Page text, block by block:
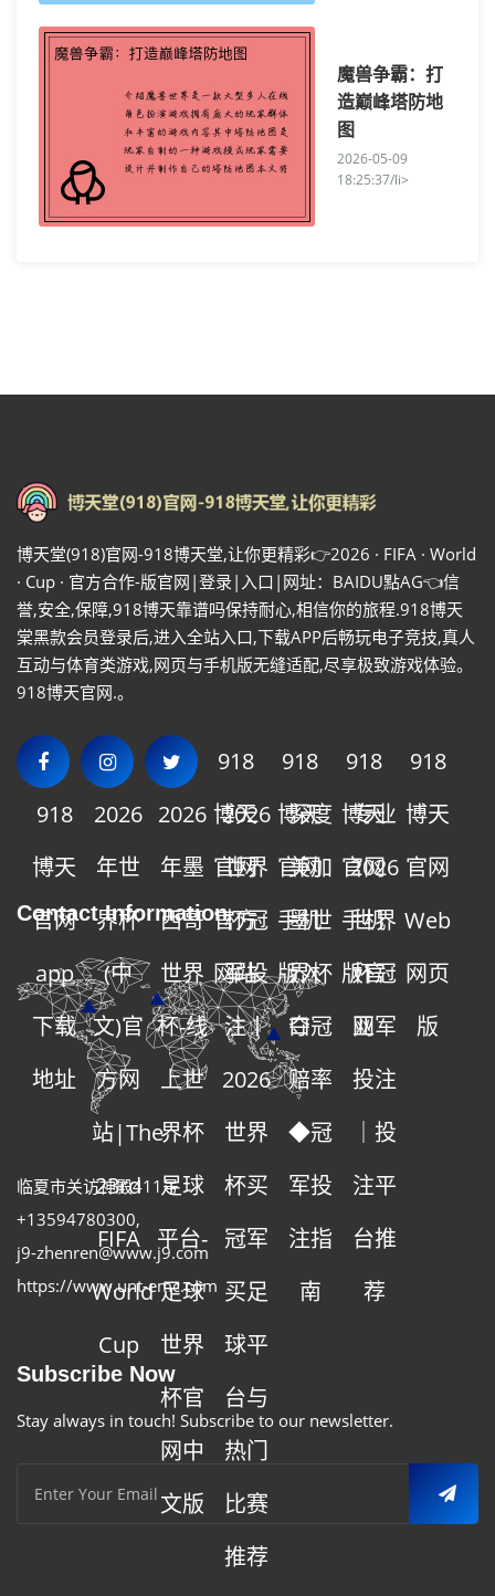
魔兽争霸：打
造巅峰塔防地
图
2026-05-09
18:25:37/li>
博天堂(918)官网-918博天堂,让你更精彩👉2026 · FIFA · World
· Cup · 官方合作-版官网|登录|入口|网址：BAIDU點AG👈信
誉,安全,保障,918博天靠谱吗保持耐心,相信你的旅程.918博天
棠黑款会员登录后,进入全站入口,下载APP后畅玩电子竞技,真人
互动与体育类游戏,网页与手机版无缝适配,尽享极致游戏体验。
918博天官网.。
918
博天
官网
官方
网站
918
博天
官网
手机
版入
口
918
博天
官网
手机
版官
网
918
博天
官网
Web
网页
版
918
博天
官网
app
下载
地址
2026
年世
界杯
(中
文)官
方网
站|The
23rd
FIFA
World
Cup
2026
年墨
西哥
世界
杯-线
上世
界杯
足球
平台-
足球
世界
杯官
网中
文版
2026
世界
杯冠
军投
注丨
2026
世界
杯买
冠军
买足
球平
台与
热门
比赛
推荐
深度
美加
墨世
界杯
夺冠
赔率
◆冠
军投
注指
南
专业
2026
世界
杯冠
亚军
投注
｜投
注平
台推
荐
Contact Information
临夏市关访神殿411号
+13594780300,
j9-zhenren@www.j9.com
https://www.unt-emc.com
Subscribe Now
Stay always in touch! Subscribe to our newsletter.